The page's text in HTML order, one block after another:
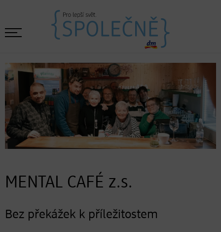
MENTAL CAFÉ z.s.
Bez překážek k příležitostem